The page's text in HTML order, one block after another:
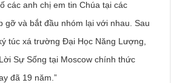
các anh chị em tin Chúa tại các
gỡ và bắt đầu nhóm lại với nhau. Sau
túc xá trường Đại Học Năng Lượng,
Sự Sống tại Moscow chính thức
đã 19 năm.”